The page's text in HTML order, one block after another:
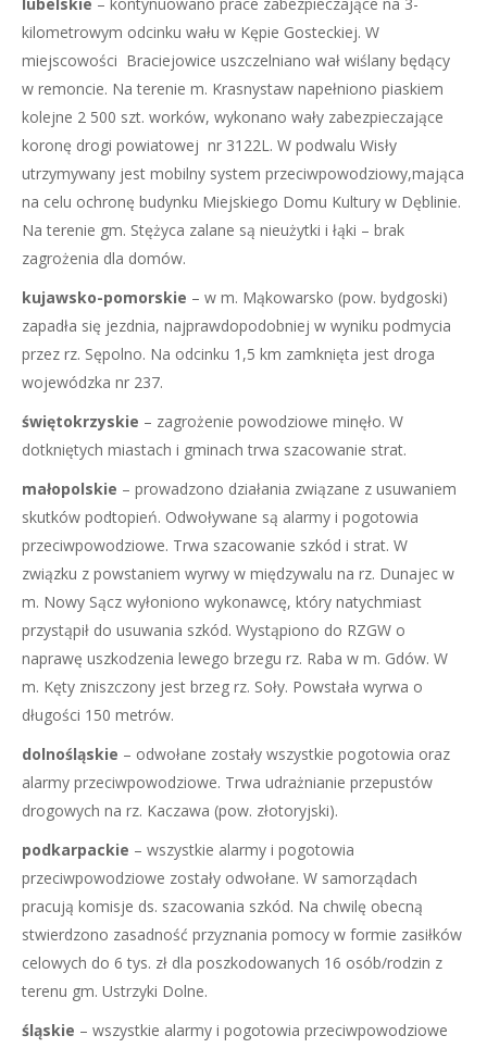
kilometrowym odcinku wału w Kępie Gosteckiej. W
miejscowości Braciejowice uszczelniano wał wiślany będący
w remoncie. Na terenie m. Krasnystaw napełniono piaskiem
kolejne 2 500 szt. worków, wykonano wały zabezpieczające
koronę drogi powiatowej nr 3122L. W podwalu Wisły
utrzymywany jest mobilny system przeciwpowodziowy,mająca
na celu ochronę budynku Miejskiego Domu Kultury w Dęblinie.
Na terenie gm. Stężyca zalane są nieużytki i łąki – brak
zagrożenia dla domów.
kujawsko-pomorskie – w m. Mąkowarsko (pow. bydgoski)
zapadła się jezdnia, najprawdopodobniej w wyniku podmycia
przez rz. Sępolno. Na odcinku 1,5 km zamknięta jest droga
wojewódzka nr 237.
świętokrzyskie – zagrożenie powodziowe minęło. W
dotkniętych miastach i gminach trwa szacowanie strat.
małopolskie – prowadzono działania związane z usuwaniem
skutków podtopień. Odwoływane są alarmy i pogotowia
przeciwpowodziowe. Trwa szacowanie szkód i strat. W
związku z powstaniem wyrwy w międzywalu na rz. Dunajec w
m. Nowy Sącz wyłoniono wykonawcę, który natychmiast
przystąpił do usuwania szkód. Wystąpiono do RZGW o
naprawę uszkodzenia lewego brzegu rz. Raba w m. Gdów. W
m. Kęty zniszczony jest brzeg rz. Soły. Powstała wyrwa o
długości 150 metrów.
dolnośląskie – odwołane zostały wszystkie pogotowia oraz
alarmy przeciwpowodziowe. Trwa udrażnianie przepustów
drogowych na rz. Kaczawa (pow. złotoryjski).
podkarpackie – wszystkie alarmy i pogotowia
przeciwpowodziowe zostały odwołane. W samorządach
pracują komisje ds. szacowania szkód. Na chwilę obecną
stwierdzono zasadność przyznania pomocy w formie zasiłków
celowych do 6 tys. zł dla poszkodowanych 16 osób/rodzin z
terenu gm. Ustrzyki Dolne.
śląskie – wszystkie alarmy i pogotowia przeciwpowodziowe